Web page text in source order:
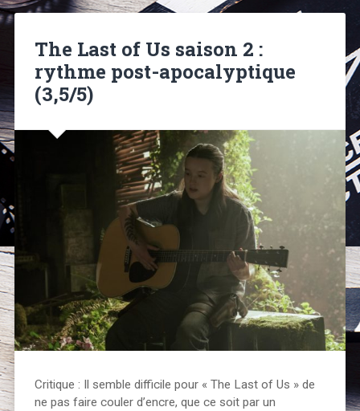
The Last of Us saison 2 :
rythme post-apocalyptique
(3,5/5)
Critique : Il semble difficile pour « The Last of Us » de
ne pas faire couler d’encre, que ce soit par un